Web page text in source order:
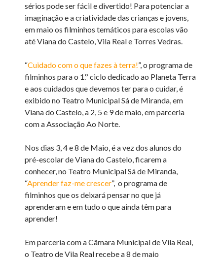
sérios pode ser fácil e divertido! Para potenciar a
imaginação e a criatividade das crianças e jovens,
em maio os filminhos temáticos para escolas vão
até Viana do Castelo, Vila Real e Torres Vedras.
“Cuidado com o que fazes à terra!”, o programa de
filminhos para o 1.º ciclo dedicado ao Planeta Terra
e aos cuidados que devemos ter para o cuidar, é
exibido no Teatro Municipal Sá de Miranda, em
Viana do Castelo, a 2, 5 e 9 de maio, em parceria
com a Associação Ao Norte.
Nos dias 3, 4 e 8 de Maio, é a vez dos alunos do
pré-escolar de Viana do Castelo, ficarem a
conhecer, no Teatro Municipal Sá de Miranda,
“Aprender faz-me crescer”, o programa de
filminhos que os deixará pensar no que já
aprenderam e em tudo o que ainda têm para
aprender!
Em parceria com a Câmara Municipal de Vila Real,
o Teatro de Vila Real recebe a 8 de maio